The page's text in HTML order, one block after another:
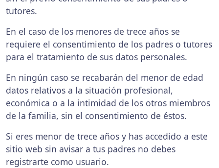
tutores.
En el caso de los menores de trece años se
requiere el consentimiento de los padres o tutores
para el tratamiento de sus datos personales.
En ningún caso se recabarán del menor de edad
datos relativos a la situación profesional,
económica o a la intimidad de los otros miembros
de la familia, sin el consentimiento de éstos.
Si eres menor de trece años y has accedido a este
sitio web sin avisar a tus padres no debes
registrarte como usuario.